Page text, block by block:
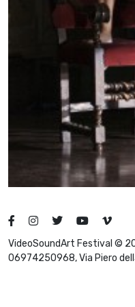
VideoSoundArt Festival ©
06974250968, Via Piero